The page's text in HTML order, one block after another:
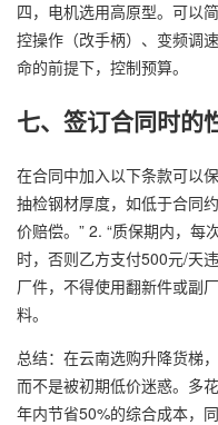
四，电机选用高原型。可以
控操作（改手柄）、变频调
命的前提下，控制预算。
七、签订合同时的
在合同中加入以下条款可以
抽检钢材厚度，如低于合同
价赔偿。” 2. “质保期内，每
时，否则乙方支付500元/天
厂件，不得使用翻新件或副
料。
总结：在云南选购升降货梯
而不是被初期低价迷惑。多
年内节省50%的综合成本，